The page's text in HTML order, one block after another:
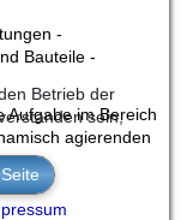
-
Bauteile -
Aufgabe im Bereich
agierenden
Betrieb der
sein,